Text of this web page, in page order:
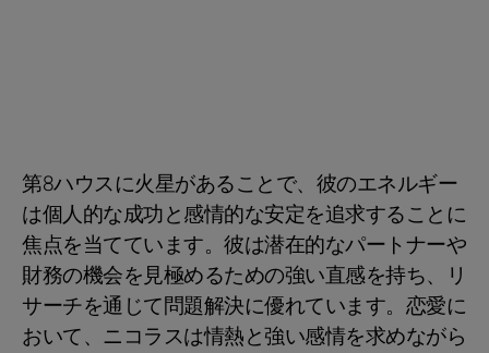
第8ハウスに火星があることで、彼のエネルギー
は個人的な成功と感情的な安定を追求することに
焦点を当てています。彼は潜在的なパートナーや
財務の機会を見極めるための強い直感を持ち、リ
サーチを通じて問題解決に優れています。恋愛に
おいて、ニコラスは情熱と強い感情を求めながら